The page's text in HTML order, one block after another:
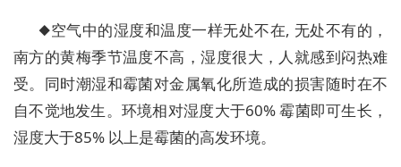
◆空气中的湿度和温度一样无处不在, 无处不有的 ，
南方的黄梅季节温度不高 ，湿度很大 ， 人就感到闷热难
受。 同时潮湿和霉菌对金属氧化所造成的损害随时在不
自不觉地发生。 环境相对湿度大于60%霉菌即可生长 ，
湿度大于85% 以上是霉菌的高发环境。